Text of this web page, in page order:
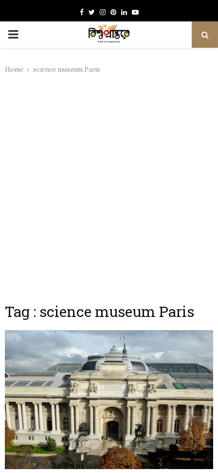
Facebook
TwitterInstagram
Pinterest
LinkedinYoutube
PRIMARY
Home science museum Paris
Tag : science museum Paris